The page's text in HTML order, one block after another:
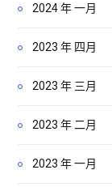
2024 年 一月
2023 年 四月
2023 年 三月
2023 年 二月
2023 年 一月